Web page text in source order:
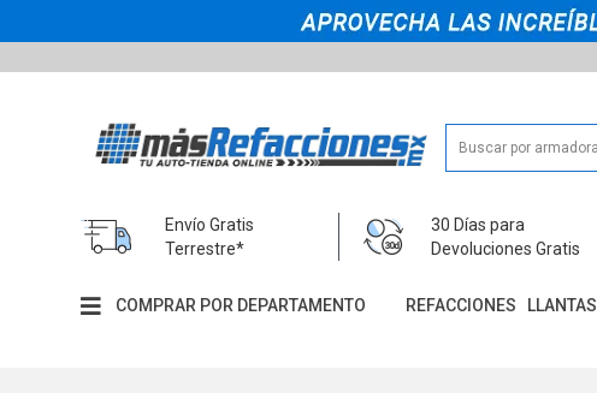
Envío Gratis
Terrestre*
30 Días para
Devoluciones Gratis
COMPRAR POR DEPARTAMENTO REFACCIONES LLANTAS